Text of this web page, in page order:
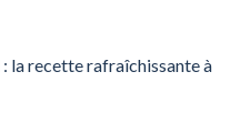
la recette rafraîchissante à